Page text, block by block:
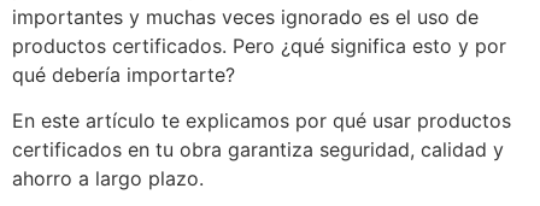
importantes y muchas veces ignorado es el uso de
productos certificados. Pero ¿qué significa esto y por
qué debería importarte?
En este artículo te explicamos por qué usar productos
certificados en tu obra garantiza seguridad, calidad y
ahorro a largo plazo.